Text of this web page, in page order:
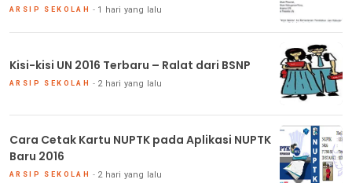
ARSIP SEKOLAH 1 hari yang lalu
Kisi-kisi UN 2016 Terbaru – Ralat dari BSNP
ARSIP SEKOLAH 2 hari yang lalu
Cara Cetak Kartu NUPTK pada Aplikasi NUPTK
Baru 2016
ARSIP SEKOLAH 2 hari yang lalu